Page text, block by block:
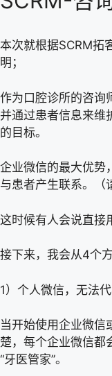
本次就根据SCRM拓
明；
作为口腔诊所的咨询
并通过患者信息来维
的目标。
企业微信的最大优势
与患者产生联系。（
这时候有人会说直接
接下来，我会从4个
1）个人微信，无法
当开始使用企业微信
楚，每个企业微信都
“牙医管家”。